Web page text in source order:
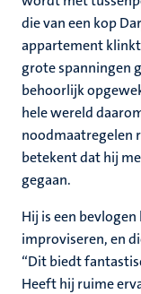
die van een kop
appartement klinkt
grote spanningen
behoorlijk
hele wereld
noodmaatregelen
betekent dat hij
gegaan.
Hij is een
improviseren, en
“Dit biedt
Heeft hij ruime